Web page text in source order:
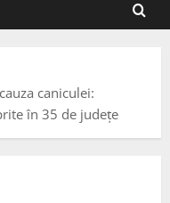
caniculei:
în 35 de județe